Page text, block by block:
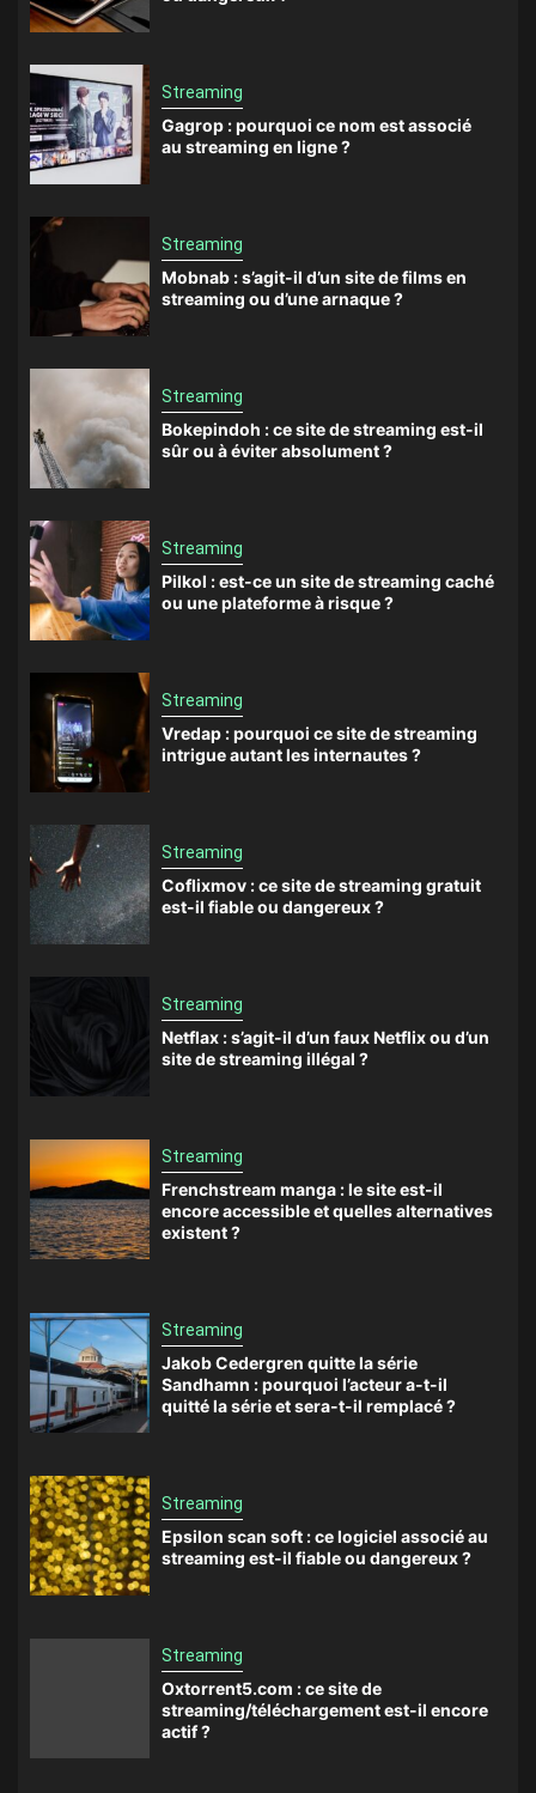
Streaming
Gagrop : pourquoi ce nom est associé
au streaming en ligne ?
Streaming
Mobnab : s’agit-il d’un site de films en
streaming ou d’une arnaque ?
Streaming
Bokepindoh : ce site de streaming est-il
sûr ou à éviter absolument ?
Streaming
Pilkol : est-ce un site de streaming caché
ou une plateforme à risque ?
Streaming
Vredap : pourquoi ce site de streaming
intrigue autant les internautes ?
Streaming
Coflixmov : ce site de streaming gratuit
est-il fiable ou dangereux ?
Streaming
Netflax : s’agit-il d’un faux Netflix ou d’un
site de streaming illégal ?
Streaming
Frenchstream manga : le site est-il
encore accessible et quelles alternatives
existent ?
Streaming
Jakob Cedergren quitte la série
Sandhamn : pourquoi l’acteur a-t-il
quitté la série et sera-t-il remplacé ?
Streaming
Epsilon scan soft : ce logiciel associé au
streaming est-il fiable ou dangereux ?
Streaming
Oxtorrent5.com : ce site de
streaming/téléchargement est-il encore
actif ?